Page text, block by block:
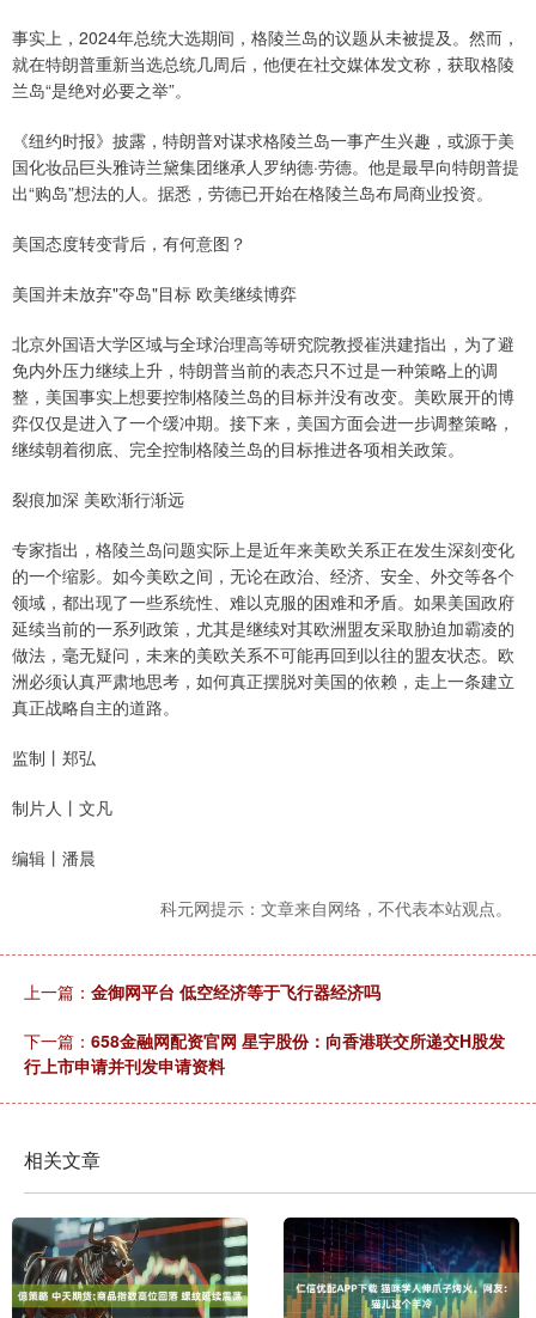
事实上，2024年总统大选期间，格陵兰岛的议题从未被提及。然而，
就在特朗普重新当选总统几周后，他便在社交媒体发文称，获取格陵
兰岛“是绝对必要之举”。
《纽约时报》披露，特朗普对谋求格陵兰岛一事产生兴趣，或源于美
国化妆品巨头雅诗兰黛集团继承人罗纳德·劳德。他是最早向特朗普提
出“购岛”想法的人。据悉，劳德已开始在格陵兰岛布局商业投资。
美国态度转变背后，有何意图？
美国并未放弃"夺岛"目标 欧美继续博弈
北京外国语大学区域与全球治理高等研究院教授崔洪建指出，为了避
免内外压力继续上升，特朗普当前的表态只不过是一种策略上的调
整，美国事实上想要控制格陵兰岛的目标并没有改变。美欧展开的博
弈仅仅是进入了一个缓冲期。接下来，美国方面会进一步调整策略，
继续朝着彻底、完全控制格陵兰岛的目标推进各项相关政策。
裂痕加深 美欧渐行渐远
专家指出，格陵兰岛问题实际上是近年来美欧关系正在发生深刻变化
的一个缩影。如今美欧之间，无论在政治、经济、安全、外交等各个
领域，都出现了一些系统性、难以克服的困难和矛盾。如果美国政府
延续当前的一系列政策，尤其是继续对其欧洲盟友采取胁迫加霸凌的
做法，毫无疑问，未来的美欧关系不可能再回到以往的盟友状态。欧
洲必须认真严肃地思考，如何真正摆脱对美国的依赖，走上一条建立
真正战略自主的道路。
监制丨郑弘
制片人丨文凡
编辑丨潘晨
科元网提示：文章来自网络，不代表本站观点。
上一篇： 金御网平台 低空经济等于飞行器经济吗
下一篇： 658金融网配资官网 星宇股份：向香港联交所递交H股发
行上市申请并刊发申请资料
相关文章